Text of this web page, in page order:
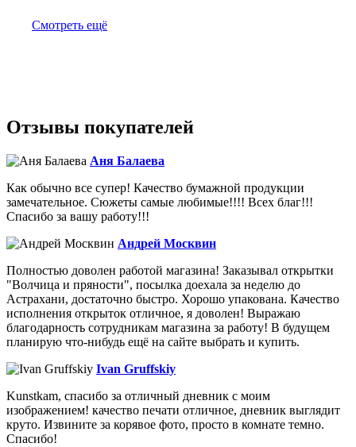
Смотреть ещё
Отзывы покупателей
Аня Балаева
Как обычно все супер! Качество бумажной продукции
замечательное. Сюжеты самые любимые!!!! Всех благ!!!
Спасибо за вашу работу!!!
Андрей Москвин
Полностью доволен работой магазина! Заказывал открытки
"Волчица и пряности", посылка доехала за неделю до
Астрахани, достаточно быстро. Хорошо упакована. Качество
исполнения открыток отличное, я доволен! Выражаю
благодарность сотрудникам магазина за работу! В будущем
планирую что-нибудь ещё на сайте выбрать и купить.
Ivan Gruffskiy
Kunstkam, спасибо за отличный дневник с моим
изображением! качество печати отличное, дневник выглядит
круто. Извините за корявое фото, просто в комнате темно.
Спасибо!